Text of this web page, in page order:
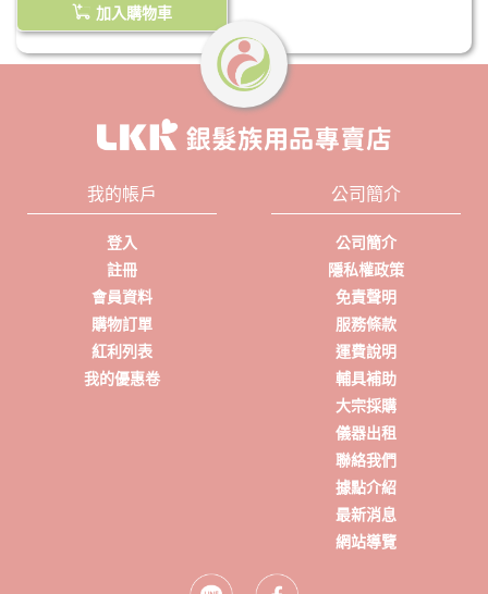
加入購物車
我的帳戶
登入
註冊
會員資料
購物訂單
紅利列表
我的優惠卷
公司簡介
公司簡介
隱私權政策
免責聲明
服務條款
運費說明
輔具補助
大宗採購
儀器出租
聯絡我們
據點介紹
最新消息
網站導覽